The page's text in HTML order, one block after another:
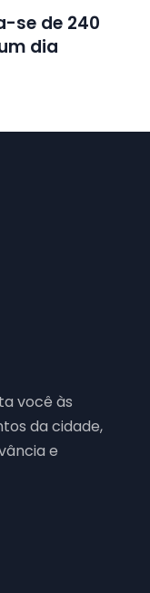
se de 240
dia
você às
da cidade,
e